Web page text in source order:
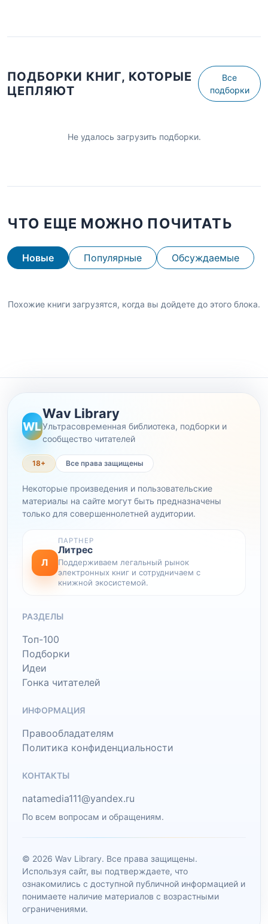
ПОДБОРКИ КНИГ, КОТОРЫЕ
ЦЕПЛЯЮТ
Все
подборки
Не удалось загрузить подборки.
ЧТО ЕЩЕ МОЖНО ПОЧИТАТЬ
Новые Популярные Обсуждаемые
Похожие книги загрузятся, когда вы дойдете до этого блока.
WL
Wav Library
Ультрасовременная библиотека, подборки и
сообщество читателей
18+ Все права защищены
Некоторые произведения и пользовательские
материалы на сайте могут быть предназначены
только для совершеннолетней аудитории.
Л
ПАРТНЕР
Литрес
Поддерживаем легальный рынок
электронных книг и сотрудничаем с
книжной экосистемой.
РАЗДЕЛЫ
Топ-100
Подборки
Идеи
Гонка читателей
ИНФОРМАЦИЯ
Правообладателям
Политика конфиденциальности
КОНТАКТЫ
natamedia111@yandex.ru
По всем вопросам и обращениям.
© 2026 Wav Library. Все права защищены.
Используя сайт, вы подтверждаете, что
ознакомились с доступной публичной информацией и
понимаете наличие материалов с возрастными
ограничениями.